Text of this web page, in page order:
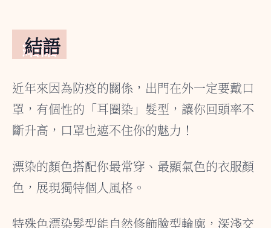
結語
近年來因為防疫的關係，出門在外一定要戴口
罩，有個性的「耳圈染」髮型，讓你回頭率不
斷升高，口罩也遮不住你的魅力！
漂染的顏色搭配你最常穿、最顯氣色的衣服顏
色，展現獨特個人風格。
特殊色漂染髮型能自然修飾臉型輪廓，深淺交